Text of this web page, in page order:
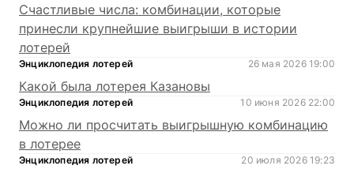
Счастливые числа: комбинации, которые
принесли крупнейшие выигрыши в истории
лотерей
Энциклопедия лотерей 26 мая 2026 19:00
Какой была лотерея Казановы
Энциклопедия лотерей 10 июня 2026 22:00
Можно ли просчитать выигрышную комбинацию
в лотерее
Энциклопедия лотерей 20 июля 2026 19:23